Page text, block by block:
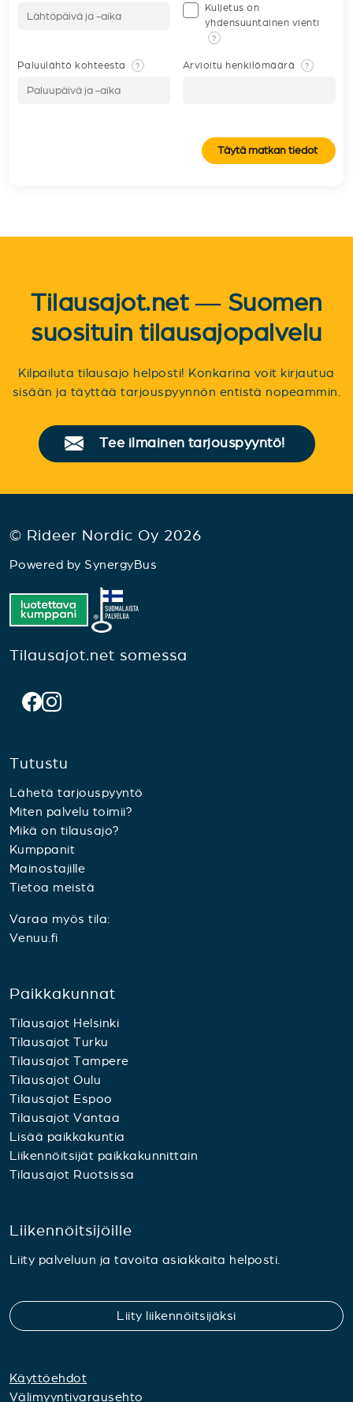
Kuljetus on
yhdensuuntainen vienti
?
Paluulähtö kohteesta ? Arvioitu henkilömäärä ?
Täytä matkan tiedot
Tilausajot.net — Suomen
suosituin tilausajopalvelu
Kilpailuta tilausajo helposti! Konkarina voit kirjautua
sisään ja täyttää tarjouspyynnön entistä nopeammin.
Tee ilmainen tarjouspyyntö!
© Rideer Nordic Oy 2026
Powered by SynergyBus
Tilausajot.net somessa
Tutustu
Lähetä tarjouspyyntö
Miten palvelu toimii?
Mikä on tilausajo?
Kumppanit
Mainostajille
Tietoa meistä
Varaa myös tila:
Venuu.fi
Paikkakunnat
Tilausajot Helsinki
Tilausajot Turku
Tilausajot Tampere
Tilausajot Oulu
Tilausajot Espoo
Tilausajot Vantaa
Lisää paikkakuntia
Liikennöitsijät paikkakunnittain
Tilausajot Ruotsissa
Liikennöitsijöille
Liity palveluun ja tavoita asiakkaita helposti.
Liity liikennöitsijäksi
Käyttöehdot
Välimyyntivarausehto